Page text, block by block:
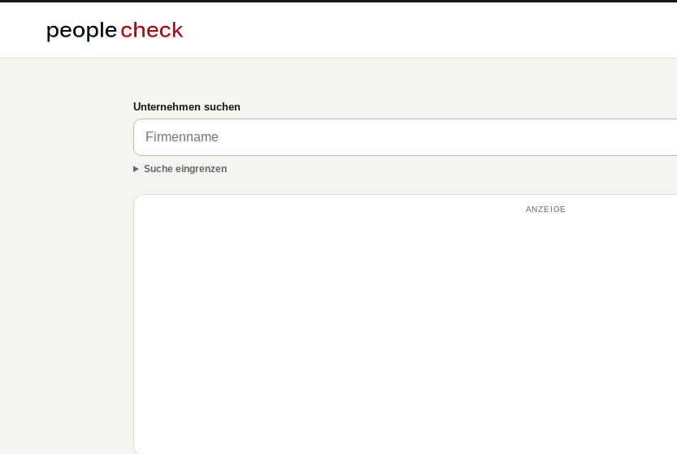
Unternehmen suchen
Suche eingrenzen
ANZEIGE